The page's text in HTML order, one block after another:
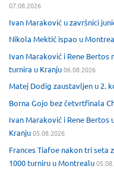
07.08.2026
Ivan Maraković u završnici
Nikola Mektić ispao u
Ivan Maraković i Rene Bertos
turnira u Kranju06.08.2026
Matej Dodig zaustavljen u 2.
Borna Gojo bez četvrtfinala
Ivan Maraković i Rene
Kranju05.08.2026
Frances Tiafoe nakon tri seta
1000 turniru u Montrealu